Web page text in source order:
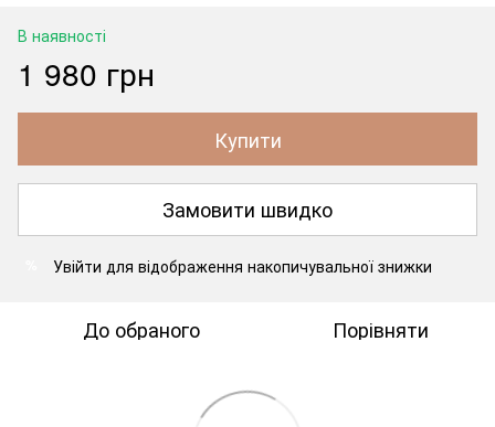
В наявності
1 980 грн
Купити
Замовити швидко
Увійти для відображення накопичувальної знижки
До обраного Порівняти